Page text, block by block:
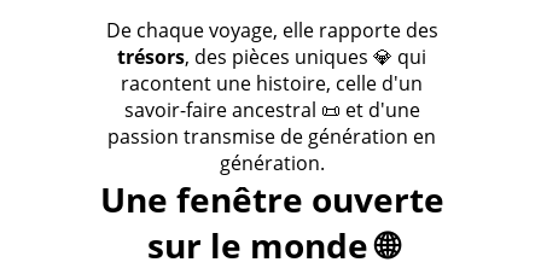
De chaque voyage, elle rapporte des
trésors, des pièces uniques 💎 qui
racontent une histoire, celle d'un
savoir-faire ancestral 📜 et d'une
passion transmise de génération en
génération.
Une fenêtre ouverte
sur le monde 🌐